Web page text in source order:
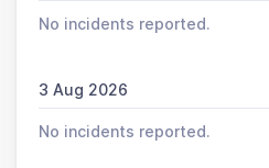
No incidents reported.
3 Aug 2026
No incidents reported.